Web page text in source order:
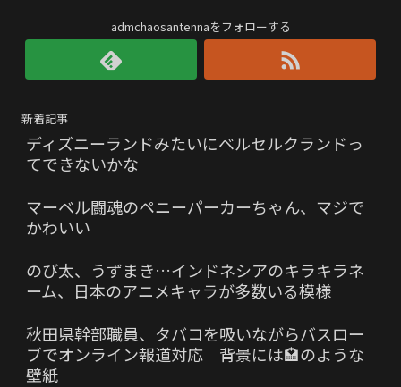
admchaosantennaをフォローする
新着記事
ディズニーランドみたいにベルセルクランドっ
てできないかな
マーベル闘魂のペニーパーカーちゃん、マジで
かわいい
のび太、うずまき…インドネシアのキラキラネ
ーム、日本のアニメキャラが多数いる模様
秋田県幹部職員、タバコを吸いながらバスロー
ブでオンライン報道対応 背景には🏩のような
壁紙